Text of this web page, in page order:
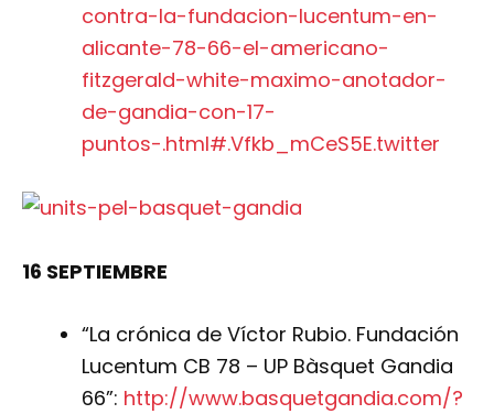
contra-la-fundacion-lucentum-en-
alicante-78-66-el-americano-
fitzgerald-white-maximo-anotador-
de-gandia-con-17-
puntos-.html#.Vfkb_mCeS5E.twitter
16 SEPTIEMBRE
“La crónica de Víctor Rubio. Fundación
Lucentum CB 78 – UP Bàsquet Gandia
66”: http://www.basquetgandia.com/?